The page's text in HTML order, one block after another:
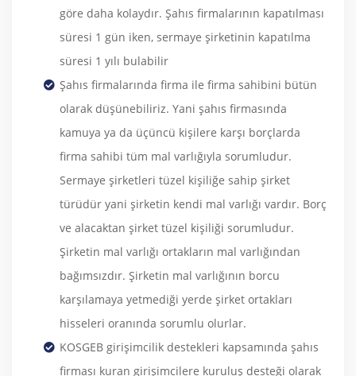
göre daha kolaydır. Şahıs firmalarının kapatılması
süresi 1 gün iken, sermaye şirketinin kapatılma
süresi 1 yılı bulabilir
Şahıs firmalarında firma ile firma sahibini bütün
olarak düşünebiliriz. Yani şahıs firmasında
kamuya ya da üçüncü kişilere karşı borçlarda
firma sahibi tüm mal varlığıyla sorumludur.
Sermaye şirketleri tüzel kişiliğe sahip şirket
türüdür yani şirketin kendi mal varlığı vardır. Borç
ve alacaktan şirket tüzel kişiliği sorumludur.
Şirketin mal varlığı ortakların mal varlığından
bağımsızdır. Şirketin mal varlığının borcu
karşılamaya yetmediği yerde şirket ortakları
hisseleri oranında sorumlu olurlar.
KOSGEB girişimcilik destekleri kapsamında şahıs
firması kuran girişimcilere kuruluş desteği olarak